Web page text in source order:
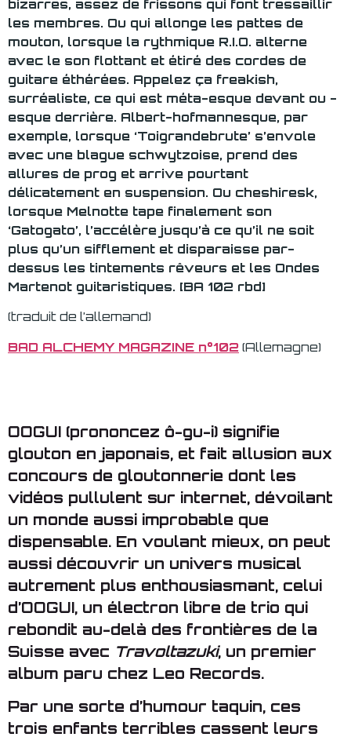
bizarres, assez de frissons qui font tressaillir
les membres. Ou qui allonge les pattes de
mouton, lorsque la rythmique R.I.O. alterne
avec le son flottant et étiré des cordes de
guitare éthérées. Appelez ça freakish,
surréaliste, ce qui est méta-esque devant ou -
esque derrière. Albert-hofmannesque, par
exemple, lorsque ‘Toigrandebrute’ s’envole
avec une blague schwytzoise, prend des
allures de prog et arrive pourtant
délicatement en suspension. Ou cheshiresk,
lorsque Melnotte tape finalement son
‘Gatogato’, l’accélère jusqu’à ce qu’il ne soit
plus qu’un sifflement et disparaisse par-
dessus les tintements rêveurs et les Ondes
Martenot guitaristiques. [BA 102 rbd]
(traduit de l’allemand)
BAD ALCHEMY MAGAZINE n°102 (Allemagne)
OOGUI (prononcez ô-gu-i) signifie
glouton en japonais, et fait allusion aux
concours de gloutonnerie dont les
vidéos pullulent sur internet, dévoilant
un monde aussi improbable que
dispensable. En voulant mieux, on peut
aussi découvrir un univers musical
autrement plus enthousiasmant, celui
d’OOGUI, un électron libre de trio qui
rebondit au-delà des frontières de la
Suisse avec Travoltazuki, un premier
album paru chez Leo Records.
Par une sorte d’humour taquin, ces
trois enfants terribles cassent leurs